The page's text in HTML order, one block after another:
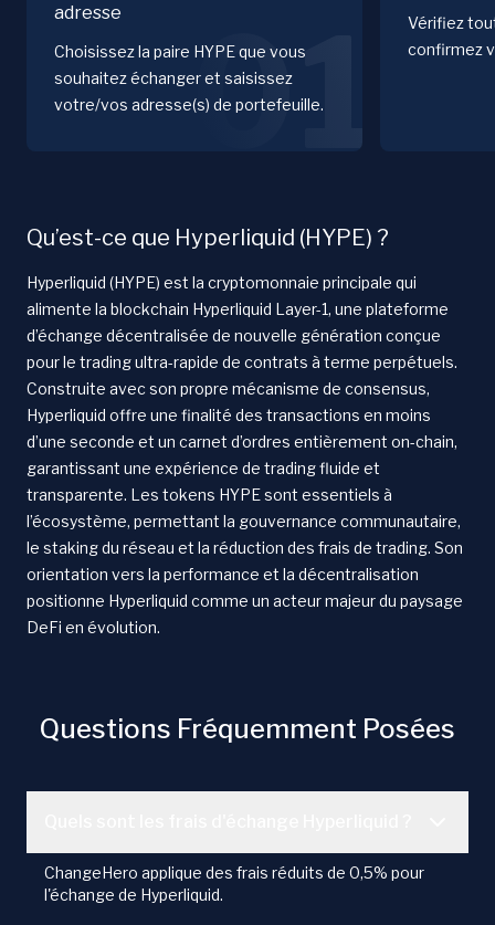
adresse
Choisissez la paire HYPE que vous
souhaitez échanger et saisissez
votre/vos adresse(s) de portefeuille.
01
Vérifiez
confirmez
Qu’est-ce que Hyperliquid (HYPE) ?
Hyperliquid (HYPE) est la cryptomonnaie principale qui
alimente la blockchain Hyperliquid Layer-1, une plateforme
d’échange décentralisée de nouvelle génération conçue
pour le trading ultra-rapide de contrats à terme perpétuels.
Construite avec son propre mécanisme de consensus,
Hyperliquid offre une finalité des transactions en moins
d’une seconde et un carnet d’ordres entièrement on-chain,
garantissant une expérience de trading fluide et
transparente. Les tokens HYPE sont essentiels à
l’écosystème, permettant la gouvernance communautaire,
le staking du réseau et la réduction des frais de trading. Son
orientation vers la performance et la décentralisation
positionne Hyperliquid comme un acteur majeur du paysage
DeFi en évolution.
Questions Fréquemment Posées
ChangeHero applique des frais réduits de 0,5% pour
l'échange de Hyperliquid.